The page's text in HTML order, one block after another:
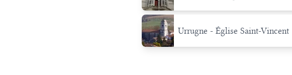
Urrugne - Église Saint-Vincent